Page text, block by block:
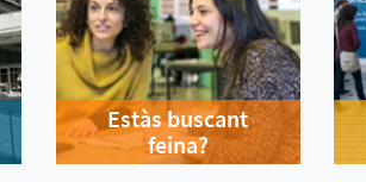
Estàs buscant
feina?